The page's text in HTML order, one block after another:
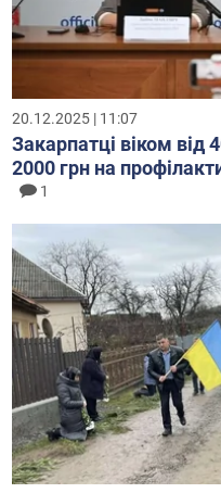
20.12.2025 | 11:07
Закарпатці віком від
2000 грн на
1